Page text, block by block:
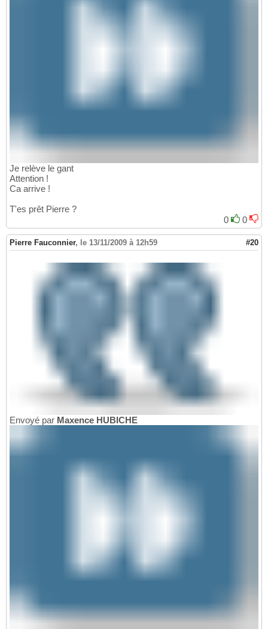
Je relève le gant
Attention !
Ca arrive !
T'es prêt Pierre ?
0
0
Pierre Fauconnier, le 13/11/2009 à 12h59 #20
Envoyé par Maxence HUBICHE